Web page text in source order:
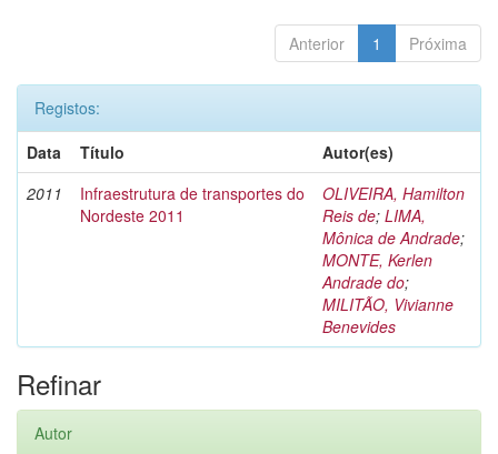
Anterior 1 Próxima
Registos:
Data
Título
Autor(es)
2011
Infraestrutura de transportes do
Nordeste 2011
OLIVEIRA, Hamilton
Reis de; LIMA,
Mônica de Andrade;
MONTE, Kerlen
Andrade do;
MILITÃO, Vivianne
Benevides
Refinar
Autor